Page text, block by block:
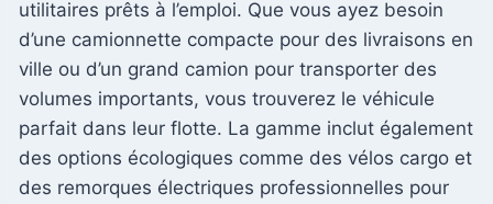
utilitaires prêts à l’emploi. Que vous ayez besoin
d’une camionnette compacte pour des livraisons en
ville ou d’un grand camion pour transporter des
volumes importants, vous trouverez le véhicule
parfait dans leur flotte. La gamme inclut également
des options écologiques comme des vélos cargo et
des remorques électriques professionnelles pour